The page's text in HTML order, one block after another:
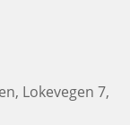
Lokevegen 7,